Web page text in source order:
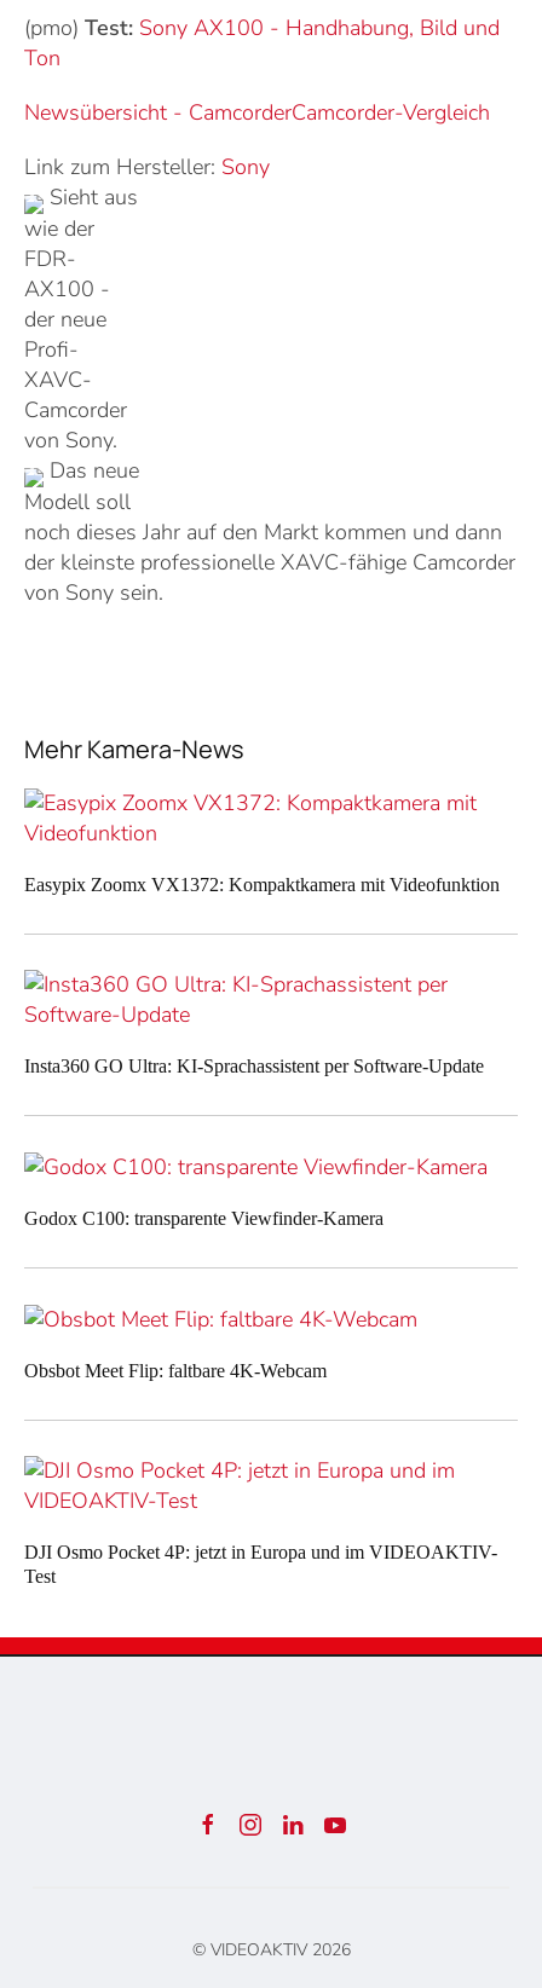
(pmo) Test: Sony AX100 - Handhabung, Bild und
Ton
Newsübersicht - CamcorderCamcorder-Vergleich
Link zum Hersteller: Sony
Sieht aus
wie der
FDR-
AX100 -
der neue
Profi-
XAVC-
Camcorder
von Sony.
Das neue
Modell soll
noch dieses Jahr auf den Markt kommen und dann
der kleinste professionelle XAVC-fähige Camcorder
von Sony sein.
Mehr Kamera-News
Easypix Zoomx VX1372: Kompaktkamera mit Videofunktion
Insta360 GO Ultra: KI-Sprachassistent per Software-Update
Godox C100: transparente Viewfinder-Kamera
Obsbot Meet Flip: faltbare 4K-Webcam
DJI Osmo Pocket 4P: jetzt in Europa und im VIDEOAKTIV-
Test
© VIDEOAKTIV 2026